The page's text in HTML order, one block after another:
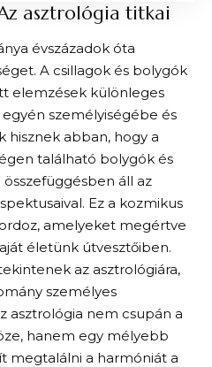
asztrológia titkai
évszázadok óta
A csillagok és bolygók
elemzések különleges
személyiségébe és
hisznek abban, hogy a
található bolygók és
áll az
Ez a kozmikus
amelyeket megértve
életünk útvesztőiben.
az asztrológiára,
személyes
asztrológia nem csupán a
hanem egy mélyebb
megtalálni a harmóniát a